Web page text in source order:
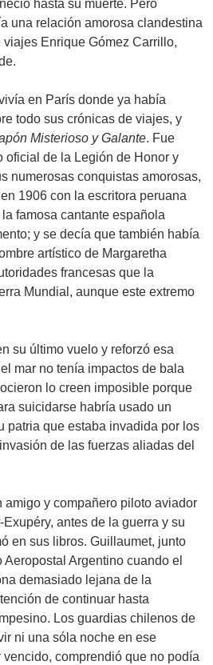
hasta su muerte. Pero
una relación amorosa clandestina
Enrique Gómez Carrillo,
en París donde ya había
todo sus crónicas de viajes, y
Misterioso y Galante. Fue
oficial de la Legión de Honor y
numerosas conquistas amorosas,
1906 con la escritora peruana
famosa cantante española
y se decía que también había
artístico de Margaretha
francesas que la
Mundial, aunque este extremo
su último vuelo y reforzó esa
mar no tenía impactos de bala
lo creen imposible porque
suicidarse habría usado un
patria que estaba invadida por los
de las fuerzas aliadas del
amigo y compañero piloto aviador
antes de la guerra y su
en sus libros. Guillaumet, junto
Argentino cuando el
demasiado lejana de la
de continuar hasta
Los guardias chilenos de
ni una sóla noche en ese
comprendió que no podía